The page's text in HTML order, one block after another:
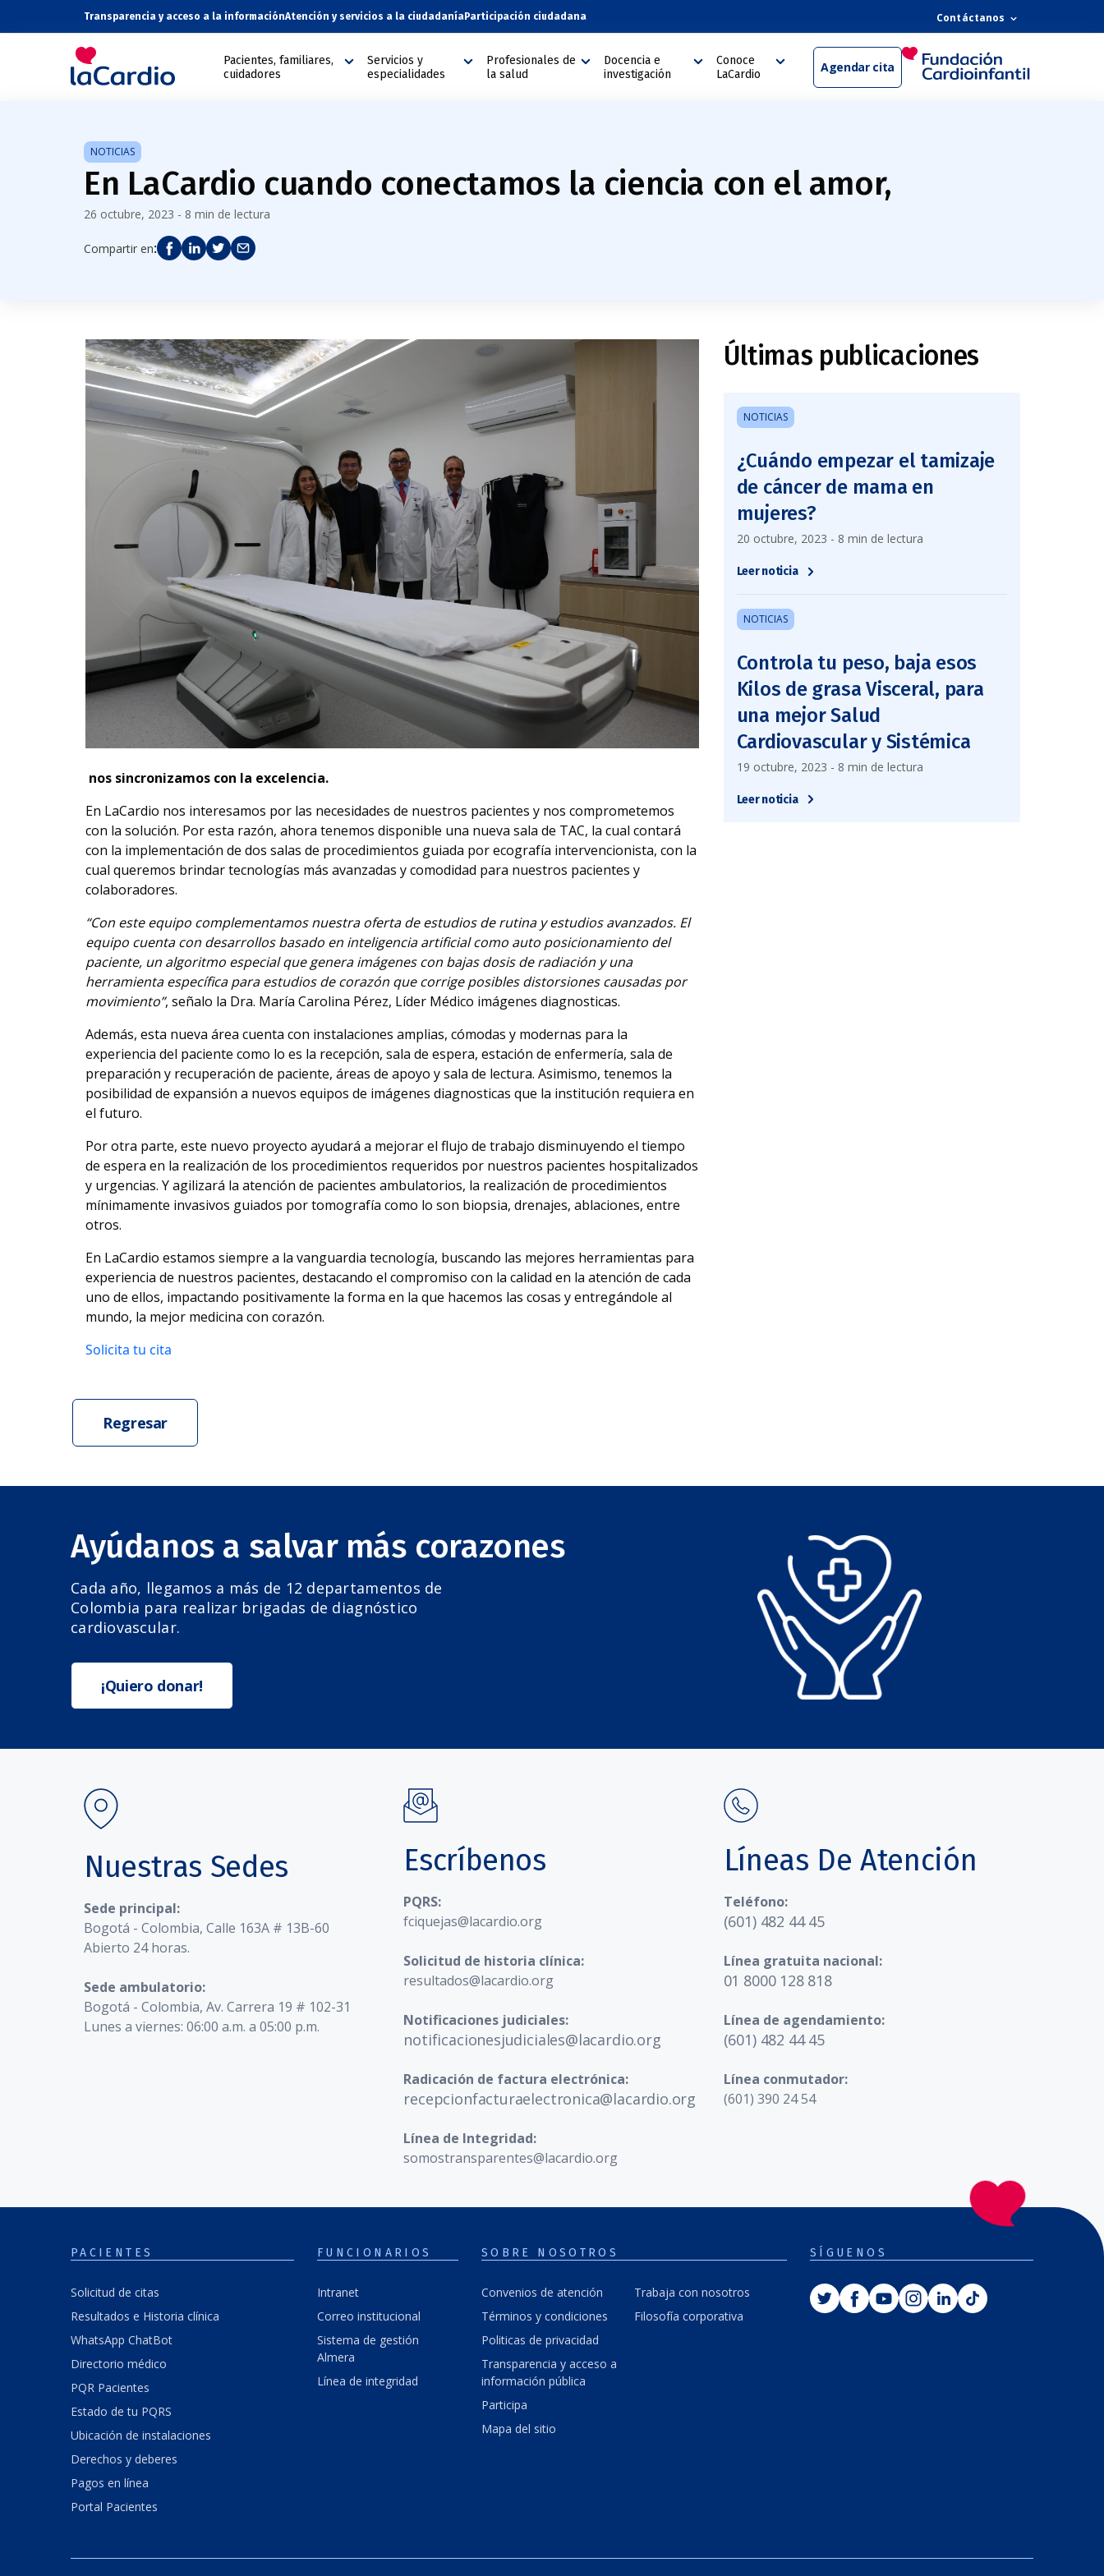
Transparencia y acceso a la informaciónAtención y servicios a la ciudadanía Participación ciudadana Contáctanos
Pacientes, familiares,
cuidadores
Servicios y
especialidades
Profesionales de
la salud
Docencia e
investigación
Conoce
LaCardio
Agendar cita
NOTICIAS
En LaCardio cuando conectamos la ciencia con el amor,
26 octubre, 2023 - 8 min de lectura
Compartir en:
nos sincronizamos con la excelencia.
En LaCardio nos interesamos por las necesidades de nuestros pacientes y nos comprometemos
con la solución. Por esta razón, ahora tenemos disponible una nueva sala de TAC, la cual contará
con la implementación de dos salas de procedimientos guiada por ecografía intervencionista, con la
cual queremos brindar tecnologías más avanzadas y comodidad para nuestros pacientes y
colaboradores.
“Con este equipo complementamos nuestra oferta de estudios de rutina y estudios avanzados. El
equipo cuenta con desarrollos basado en inteligencia artificial como auto posicionamiento del
paciente, un algoritmo especial que genera imágenes con bajas dosis de radiación y una
herramienta específica para estudios de corazón que corrige posibles distorsiones causadas por
movimiento”, señalo la Dra. María Carolina Pérez, Líder Médico imágenes diagnosticas.
Además, esta nueva área cuenta con instalaciones amplias, cómodas y modernas para la
experiencia del paciente como lo es la recepción, sala de espera, estación de enfermería, sala de
preparación y recuperación de paciente, áreas de apoyo y sala de lectura. Asimismo, tenemos la
posibilidad de expansión a nuevos equipos de imágenes diagnosticas que la institución requiera en
el futuro.
Por otra parte, este nuevo proyecto ayudará a mejorar el flujo de trabajo disminuyendo el tiempo
de espera en la realización de los procedimientos requeridos por nuestros pacientes hospitalizados
y urgencias. Y agilizará la atención de pacientes ambulatorios, la realización de procedimientos
mínimamente invasivos guiados por tomografía como lo son biopsia, drenajes, ablaciones, entre
otros.
En LaCardio estamos siempre a la vanguardia tecnología, buscando las mejores herramientas para
experiencia de nuestros pacientes, destacando el compromiso con la calidad en la atención de cada
uno de ellos, impactando positivamente la forma en la que hacemos las cosas y entregándole al
mundo, la mejor medicina con corazón.
Solicita tu cita
Últimas publicaciones
NOTICIAS
¿Cuándo empezar el tamizaje
de cáncer de mama en
mujeres?
20 octubre, 2023 - 8 min de lectura
Leer noticia
NOTICIAS
Controla tu peso, baja esos
Kilos de grasa Visceral, para
una mejor Salud
Cardiovascular y Sistémica
19 octubre, 2023 - 8 min de lectura
Leer noticia
Regresar
Ayúdanos a salvar más corazones
Cada año, llegamos a más de 12 departamentos de
Colombia para realizar brigadas de diagnóstico
cardiovascular.
¡Quiero donar!
Nuestras Sedes
Sede principal:
Bogotá - Colombia, Calle 163A # 13B-60
Abierto 24 horas.
Sede ambulatorio:
Bogotá - Colombia, Av. Carrera 19 # 102-31
Lunes a viernes: 06:00 a.m. a 05:00 p.m.
Escríbenos
PQRS:
fciquejas@lacardio.org
Solicitud de historia clínica:
resultados@lacardio.org
Notificaciones judiciales:
notificacionesjudiciales@lacardio.org
Radicación de factura electrónica:
recepcionfacturaelectronica@lacardio.org
Línea de Integridad:
somostransparentes@lacardio.org
Líneas De Atención
Teléfono:
(601) 482 44 45
Línea gratuita nacional:
01 8000 128 818
Línea de agendamiento:
(601) 482 44 45
Línea conmutador:
(601) 390 24 54
PACIENTES
Solicitud de citas
Resultados e Historia clínica
WhatsApp ChatBot
Directorio médico
PQR Pacientes
Estado de tu PQRS
Ubicación de instalaciones
Derechos y deberes
Pagos en línea
Portal Pacientes
FUNCIONARIOS
Intranet
Correo institucional
Sistema de gestión
Almera
Línea de integridad
SOBRE NOSOTROS
Convenios de atención
Términos y condiciones
Politicas de privacidad
Transparencia y acceso a
información pública
Participa
Mapa del sitio
Trabaja con nosotros
Filosofía corporativa
SÍGUENOS
TwitterFacebook
YoutubeInstagram
LinkedinTiktok